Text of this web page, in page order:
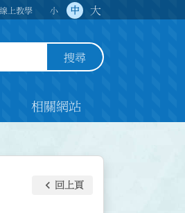
線上教學 小 中 大
搜尋
相關網站
keyboard_arrow_left 回上頁